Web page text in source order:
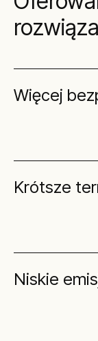
Więcej
Krótsze
Niskie